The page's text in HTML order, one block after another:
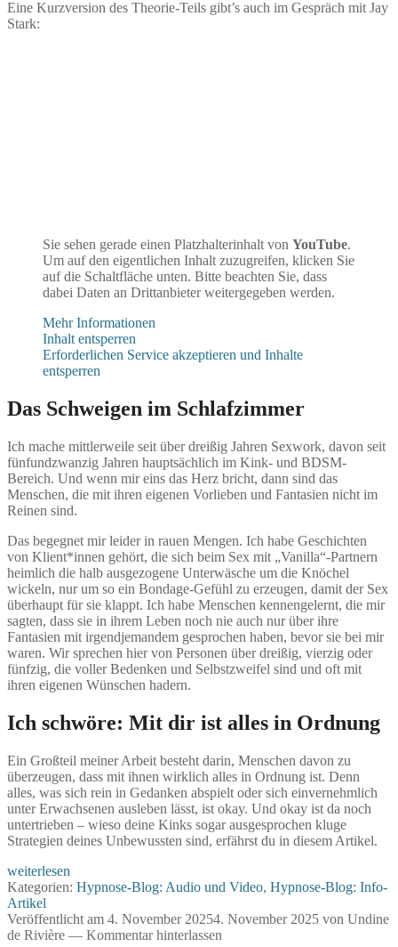
Eine Kurzversion des Theorie-Teils gibt’s auch im Gespräch mit Jay
Stark:
Sie sehen gerade einen Platzhalterinhalt von YouTube.
Um auf den eigentlichen Inhalt zuzugreifen, klicken Sie
auf die Schaltfläche unten. Bitte beachten Sie, dass
dabei Daten an Drittanbieter weitergegeben werden.
Mehr Informationen
Inhalt entsperren
Erforderlichen Service akzeptieren und Inhalte
entsperren
Das Schweigen im Schlafzimmer
Ich mache mittlerweile seit über dreißig Jahren Sexwork, davon seit
fünfundzwanzig Jahren hauptsächlich im Kink- und BDSM-
Bereich. Und wenn mir eins das Herz bricht, dann sind das
Menschen, die mit ihren eigenen Vorlieben und Fantasien nicht im
Reinen sind.
Das begegnet mir leider in rauen Mengen. Ich habe Geschichten
von Klient*innen gehört, die sich beim Sex mit „Vanilla“-Partnern
heimlich die halb ausgezogene Unterwäsche um die Knöchel
wickeln, nur um so ein Bondage-Gefühl zu erzeugen, damit der Sex
überhaupt für sie klappt. Ich habe Menschen kennengelernt, die mir
sagten, dass sie in ihrem Leben noch nie auch nur über ihre
Fantasien mit irgendjemandem gesprochen haben, bevor sie bei mir
waren. Wir sprechen hier von Personen über dreißig, vierzig oder
fünfzig, die voller Bedenken und Selbstzweifel sind und oft mit
ihren eigenen Wünschen hadern.
Ich schwöre: Mit dir ist alles in Ordnung
Ein Großteil meiner Arbeit besteht darin, Menschen davon zu
überzeugen, dass mit ihnen wirklich alles in Ordnung ist. Denn
alles, was sich rein in Gedanken abspielt oder sich einvernehmlich
unter Erwachsenen ausleben lässt, ist okay. Und okay ist da noch
untertrieben – wieso deine Kinks sogar ausgesprochen kluge
Strategien deines Unbewussten sind, erfährst du in diesem Artikel.
Wozu
hast
du
deinen
Kink?
weiterlesen
Kategorien: Hypnose-Blog: Audio und Video, Hypnose-Blog: Info-
Artikel
Veröffentlicht am 4. November 20254. November 2025 von Undine
de Rivière — Kommentar hinterlassen